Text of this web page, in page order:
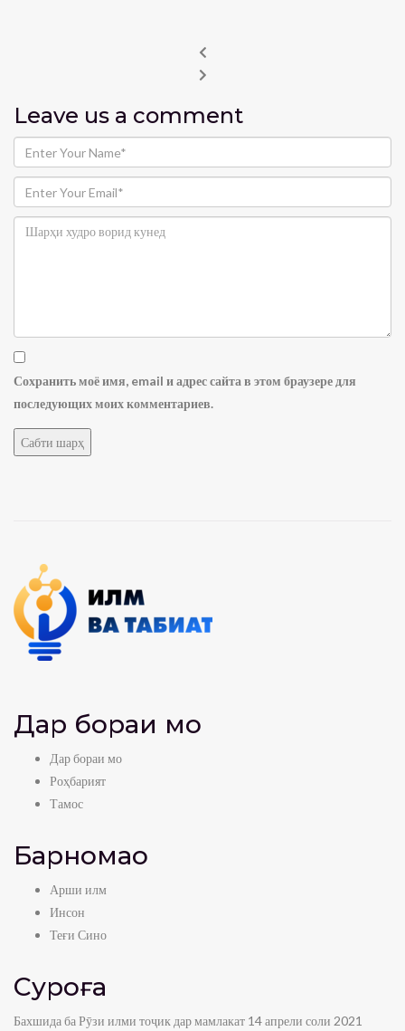
Leave us a comment
Сохранить моё имя, email и адрес сайта в этом браузере для
последующих моих комментариев.
Дар бораи мо
Дар бораи мо
Роҳбарият
Тамос
Барномаҳо
Арши илм
Инсон
Теғи Сино
Суроға
Бахшида ба Рӯзи илми тоҷик дар мамлакат 14 апрели соли 2021